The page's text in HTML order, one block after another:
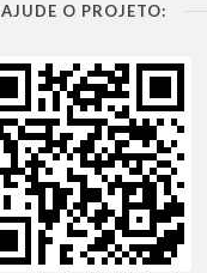
AJUDE O PROJETO: